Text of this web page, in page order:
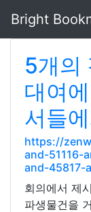
Bright
5개의
대여
서들
https://
and-51116-
and-45817-
회의에서 제
파생물건을